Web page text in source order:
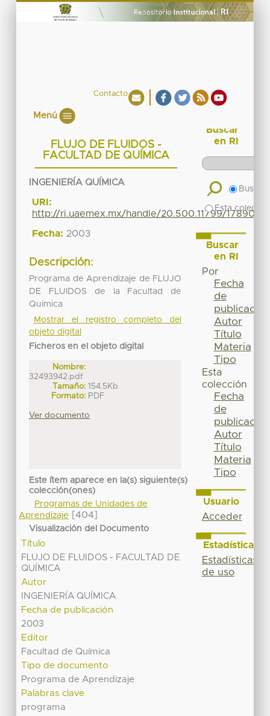
Contacto
Menú
FLUJO DE FLUIDOS -
FACULTAD DE QUÍMICA
INGENIERÍA QUÍMICA
URI:
http://ri.uaemex.mx/handle/20.500.11799/17890
Fecha: 2003
Descripción:
Programa de Aprendizaje de FLUJO
DE FLUIDOS de la Facultad de
Química
Mostrar el registro completo del
objeto digital
Ficheros en el objeto digital
Nombre:
32493942.pdf
Tamaño: 154.5Kb
Formato: PDF
Ver documento
Este ítem aparece en la(s) siguiente(s)
colección(ones)
Programas de Unidades de
Aprendizaje
[404]
Visualización del Documento
Título
FLUJO DE FLUIDOS - FACULTAD DE
QUÍMICA
Autor
INGENIERÍA QUÍMICA
Fecha de publicación
2003
Editor
Facultad de Química
Tipo de documento
Programa de Aprendizaje
Palabras clave
programa
Buscar
en RI
Buscar
Esta
Buscar
en RI
Por
Fecha
de
publicación
Autor
Título
Materia
Tipo
Esta
colección
Fecha
de
publicación
Autor
Título
Materia
Tipo
Usuario
Acceder
Estadísticas
Estadísticas
de uso